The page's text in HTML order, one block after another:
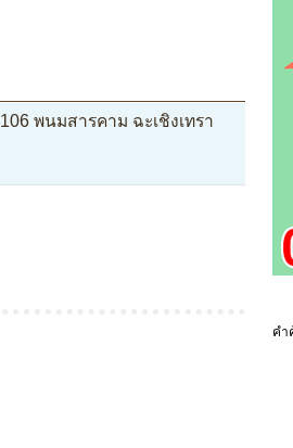
พนมสารคาม ฉะเชิงเทรา
คำ